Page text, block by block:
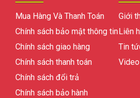
Mua Hàng Và Thanh Toán
Chính sách bảo mật thông tin
Chính sách giao hàng
Chính sách thanh toán
Chính sách đổi trả
Chính sách bảo hành
Giới
Liên
Tin
Video